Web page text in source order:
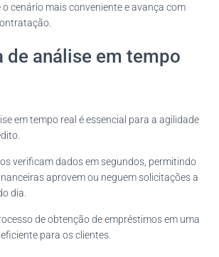
cenário mais conveniente e avança com
de análise em tempo
em tempo real é essencial para a agilidade
verificam dados em segundos, permitindo
aprovem ou neguem solicitações a
dia.
de obtenção de empréstimos em uma
para os clientes.